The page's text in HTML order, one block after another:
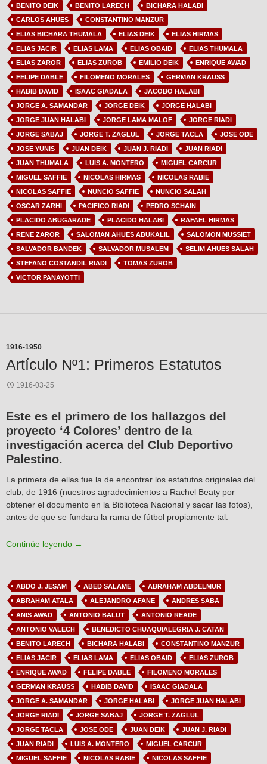
BENITO DEIK
BENITO LARECH
BICHARA HALABI
CARLOS AHUES
CONSTANTINO MANZUR
ELIAS BICHARA THUMALA
ELIAS DEIK
ELIAS HIRMAS
ELIAS JACIR
ELIAS LAMA ELIAS OBAID
ELIAS THUMALA
ELIAS ZAROR
ELIAS ZUROB EMILIO DEIK
ENRIQUE AWAD
FELIPE DABLE
FILOMENO MORALES
GERMAN KRAUSS
HABIB DAVID
ISAAC GIADALA
JACOBO HALABI
JORGE A. SAMANDAR
JORGE DEIK
JORGE HALABI
JORGE JUAN HALABI
JORGE LAMA MALOF
JORGE RIADI
JORGE SABAJ
JORGE T. ZAGLUL JORGE TACLA
JOSE ODE
JOSE YUNIS
JUAN DEIK JUAN J. RIADI
JUAN RIADI
JUAN THUMALA
LUIS A. MONTERO
MIGUEL CARCUR
MIGUEL SAFFIE
NICOLAS HIRMAS
NICOLAS RABIE
NICOLAS SAFFIE
NUNCIO SAFFIE
NUNCIO SALAH
OSCAR ZARHI
PACIFICO RIADI
PEDRO SCHAIN
PLACIDO ABUGARADE
PLACIDO HALABI
RAFAEL HIRMAS
RENE ZAROR
SALOMAN AHUES ABUKALIL
SALOMON MUSSIET
SALVADOR BANDEK
SALVADOR MUSALEM
SELIM AHUES SALAH
STEFANO COSTANDIL RIADI
TOMAS ZUROB
VICTOR PANAYOTTI
1916-1950
Artículo Nº1: Primeros Estatutos
1916-03-25
Este es el primero de los hallazgos del
proyecto ‘4 Colores’ dentro de la
investigación acerca del Club Deportivo
Palestino.
La primera de ellas fue la de encontrar los estatutos originales del
club, de 1916 (nuestros agradecimientos a Rachel Beaty por
obtener el documento en la Biblioteca Nacional y sacar las fotos),
antes de que se fundara la rama de fútbol propiamente tal.
Continúe leyendo Artículo Nº1: Primeros Estatutos
→
ABDO J. JESAM ABED SALAME
ABRAHAM ABDELMUR
ABRAHAM ATALA
ALEJANDRO AFANE
ANDRES SABA
ANIS AWAD
ANTONIO BALUT
ANTONIO READE
ANTONIO VALECH
BENEDICTO CHUAQUIALEGRIA J. CATAN
BENITO LARECH
BICHARA HALABI
CONSTANTINO MANZUR
ELIAS JACIR
ELIAS LAMA ELIAS OBAID
ELIAS ZUROB
ENRIQUE AWAD
FELIPE DABLE
FILOMENO MORALES
GERMAN KRAUSS
HABIB DAVID
ISAAC GIADALA
JORGE A. SAMANDAR
JORGE HALABI
JORGE JUAN HALABI
JORGE RIADI
JORGE SABAJ
JORGE T. ZAGLUL
JORGE TACLA
JOSE ODE JUAN DEIK
JUAN J. RIADI
JUAN RIADI
LUIS A. MONTERO
MIGUEL CARCUR
MIGUEL SAFFIE
NICOLAS RABIE
NICOLAS SAFFIE